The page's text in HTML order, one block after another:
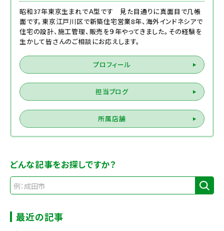
昭和37年東京生まれでＡ型です 見た目通りに真面目で几帳
面です。東京江戸川区で新築住宅営業8年、海外インドネシアで
住宅の設計、施工管理、販売を９年やってきました。その経験を
生かして皆さんのご相談にお応えします。
プロフィール
担当ブログ
所属店舗
どんな記事をお探しですか？
最近の記事